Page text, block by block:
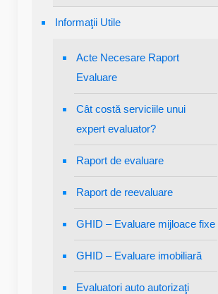
Informaţii Utile
Acte Necesare Raport
Evaluare
Cât costă serviciile unui
expert evaluator?
Raport de evaluare
Raport de reevaluare
GHID – Evaluare mijloace fixe
GHID – Evaluare imobiliară
Evaluatori auto autorizaţi